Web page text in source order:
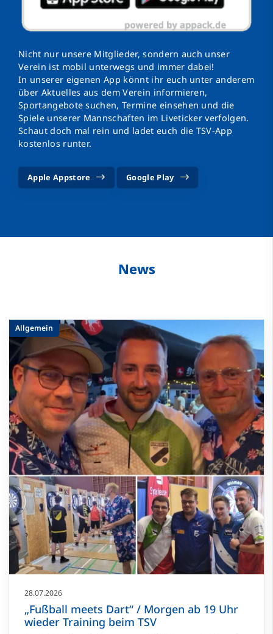
Nicht nur unsere Mitglieder, sondern auch unser
Verein ist mobil unterwegs und immer dabei!
In unserer eigenen App könnt ihr euch unter anderem
über Aktuelles aus dem Verein informieren,
Sportangebote suchen, Termine einsehen und die
Spiele unserer Mannschaften im Liveticker verfolgen.
Schaut doch mal rein und ladet euch die TSV-App
kostenlos runter.
Apple Appstore Google Play
News
Allgemein
28.07.2026
„Fußball meets Dart“ / Morgen ab 19 Uhr
wieder Training beim TSV